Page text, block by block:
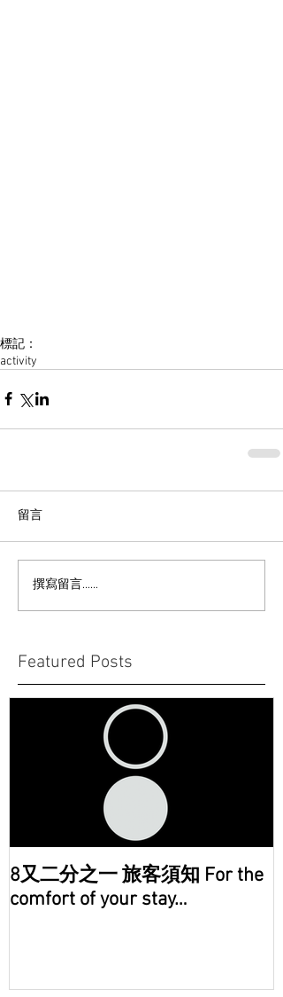
標記：
activity
留言
撰寫留言......
Featured Posts
8又二分之一 旅客須知 For the
comfort of your stay…